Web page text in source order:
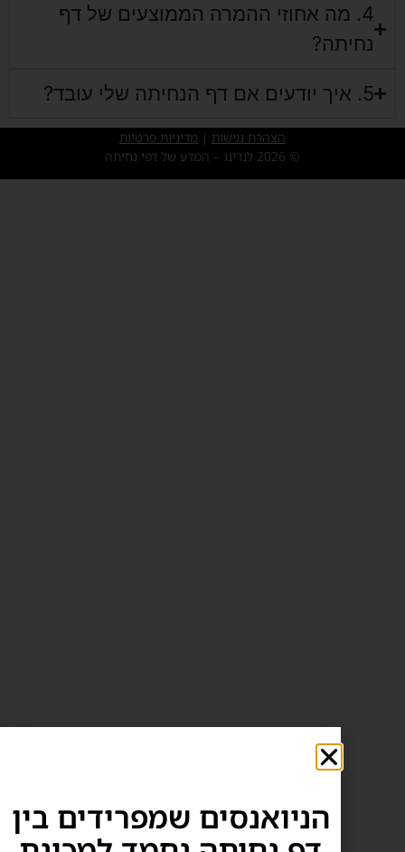
4. מה אחוזי ההמרה הממוצעים של דף
נחיתה?
5. איך יודעים אם דף הנחיתה שלי עובד?
הצהרת נגישות | מדיניות פרטיות
© 2026 לנדינג – המדע של דפי נחיתה
הניואנסים שמפרידים בין